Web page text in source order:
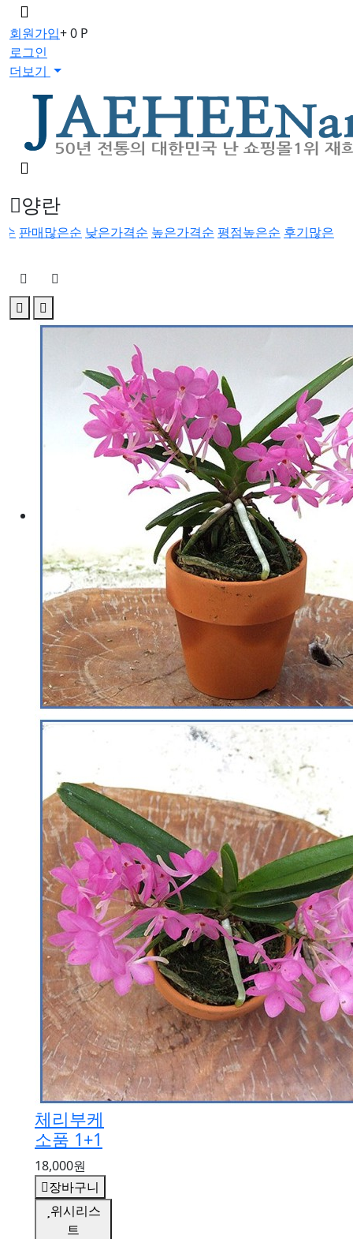
메
뉴
버
튼
회원가입+ 0 P
로그인
더보기
검
버
튼
양란
판매많은순 낮은가격순 높은가격순 평점높은순 후기많은
체리부케
소품 1+1
18,000원
장바구니
위시리스
트